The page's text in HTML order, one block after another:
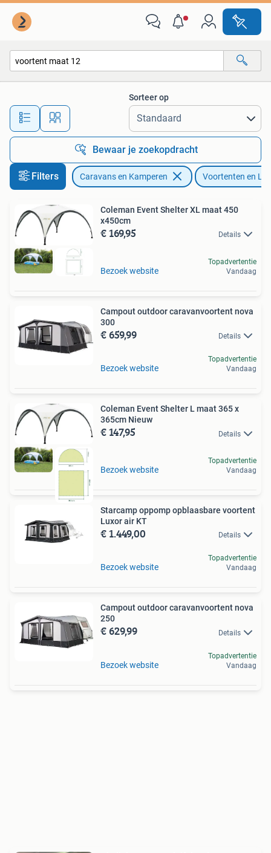
Alle afstanden…
Sorteer op
Bewaar je zoekopdracht
Filters Caravans en Kamperen Voortenten en
Coleman Event Shelter XL maat 450
x450cm
€ 169,95 Details
Bezoek website
Topadvertentie
Vandaag
Campout outdoor caravanvoortent nova
300
€ 659,99 Details
Bezoek website
Topadvertentie
Vandaag
Coleman Event Shelter L maat 365 x
365cm Nieuw
€ 147,95 Details
Bezoek website
Topadvertentie
Vandaag
Starcamp oppomp opblaasbare voortent
Luxor air KT
€ 1.449,00 Details
Bezoek website
Topadvertentie
Vandaag
Campout outdoor caravanvoortent nova
250
€ 629,99 Details
Bezoek website
Topadvertentie
Vandaag